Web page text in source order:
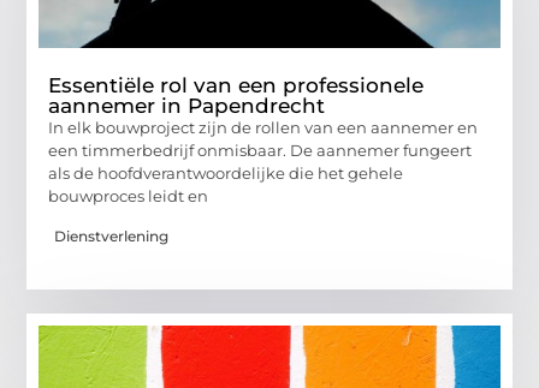
Essentiële rol van een professionele
aannemer in Papendrecht
In elk bouwproject zijn de rollen van een aannemer en
een timmerbedrijf onmisbaar. De aannemer fungeert
als de hoofdverantwoordelijke die het gehele
bouwproces leidt en
Dienstverlening